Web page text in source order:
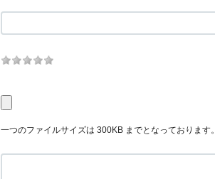
一つのファイルサイズは 300KB までとなっております。